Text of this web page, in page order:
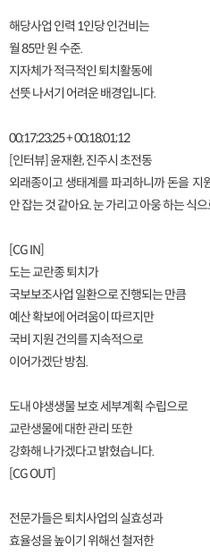
해당사업 인력 1인당 인건비는
월 85만 원 수준.
지자체가 적극적인 퇴치활동에
선뜻 나서기 어려운 배경입니다.
00;17;23;25 + 00;18;01;12
[인터뷰] 윤재환, 진주시 초전동
외래종이고 생태계를 파괴하니까 돈을 지
안 잡는 것 같아요. 눈 가리고 아웅 하는 식
[CG IN]
도는 교란종 퇴치가
국보보조사업 일환으로 진행되는 만큼
예산 확보에 어려움이 따르지만
국비 지원 건의를 지속적으로
이어가겠단 방침.
도내 야생생물 보호 세부계획 수립으로
교란생물에 대한 관리 또한
강화해 나가겠다고 밝혔습니다.
[CG OUT]
전문가들은 퇴치사업의 실효성과
효율성을 높이기 위해선 철저한